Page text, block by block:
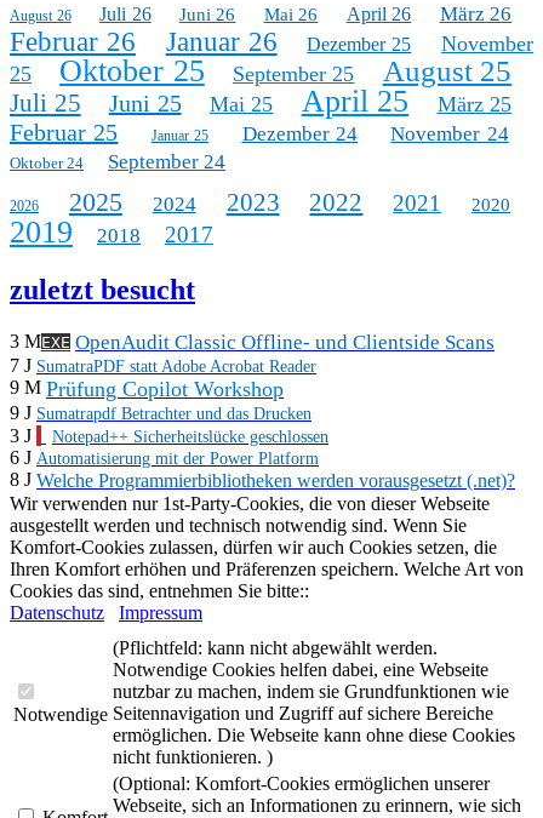
August 26 Juli 26 Juni 26 Mai 26 April 26 März 26
Februar 26 Januar 26 Dezember 25
November
25
Oktober 25 September 25 August 25
Juli 25 Juni 25 Mai 25 April 25 März 25
Februar 25 Januar 25 Dezember 24 November 24
Oktober 24 September 24
2026 2025 2024 2023 2022 2021 2020
2019 2018 2017
zuletzt besucht
3 MEXE OpenAudit Classic Offline- und Clientside Scans
7 J SumatraPDF statt Adobe Acrobat Reader
9 M Prüfung Copilot Workshop
9 J Sumatrapdf Betrachter und das Drucken
3 J Notepad++ Sicherheitslücke geschlossen
6 J Automatisierung mit der Power Platform
8 J Welche Programmierbibliotheken werden vorausgesetzt (.net)?
Wir verwenden nur 1st-Party-Cookies, die von dieser Webseite
ausgestellt werden und technisch notwendig sind. Wenn Sie
Komfort-Cookies zulassen, dürfen wir auch Cookies setzen, die
Ihren Komfort erhöhen und Präferenzen speichern. Welche Art von
Cookies das sind, entnehmen Sie bitte::
Datenschutz
Impressum
Notwendige
(Pflichtfeld: kann nicht abgewählt werden.
Notwendige Cookies helfen dabei, eine Webseite
nutzbar zu machen, indem sie Grundfunktionen wie
Seitennavigation und Zugriff auf sichere Bereiche
ermöglichen. Die Webseite kann ohne diese Cookies
nicht funktionieren. )
(Optional: Komfort-Cookies ermöglichen unserer
Webseite, sich an Informationen zu erinnern, wie sich